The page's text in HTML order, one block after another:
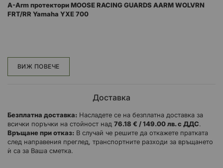
A-Arm протектори MOOSE RACING GUARDS AARM WOLVRN
FRT/RR Yamaha YXE 700
повреждат А-рамената
YAMAHA YXE 700 WD 2016Wolverine ALL
YAMAHA YXE 700 WD 2016 Wolverine Hunter ALL
ВИЖ ПОВЕЧЕ
Доставка
Безплатна доставка: Насладете се на безплатна доставка за
всички поръчки на стойност над 76.18 € / 149.00 лв. с ДДС.
Връщане при отказ: В случай че решите да откажете пратката
след направения преглед, транспортните разходи за връщането
ѝ са за Ваша сметка.